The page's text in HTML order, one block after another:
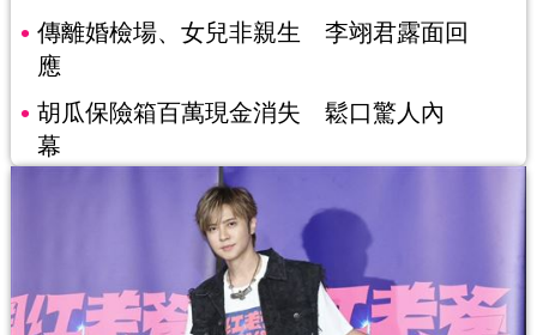
傳離婚檢場、女兒非親生 李翊君露面回
應
胡瓜保險箱百萬現金消失 鬆口驚人內
幕